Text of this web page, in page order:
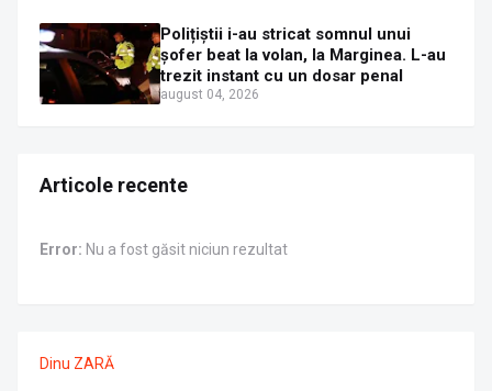
Polițiștii i-au stricat somnul unui
șofer beat la volan, la Marginea. L-au
trezit instant cu un dosar penal
august 04, 2026
Articole recente
Error: Nu a fost găsit niciun rezultat
Dinu ZARĂ